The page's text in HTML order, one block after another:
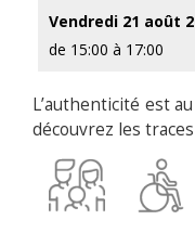
Vendredi 21 août
de 15:00 à 17:00
L’authenticité est
découvrez les